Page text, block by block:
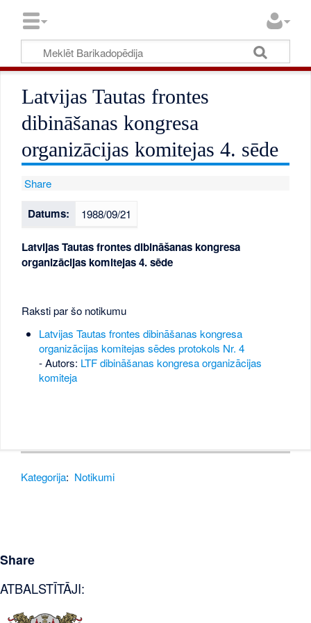
Latvijas Tautas frontes
dibināšanas kongresa
organizācijas komitejas 4. sēde
Share
Datums: 1988/09/21
Latvijas Tautas frontes dibināšanas kongresa
organizācijas komitejas 4. sēde
Raksti par šo notikumu
Latvijas Tautas frontes dibināšanas kongresa
organizācijas komitejas sēdes protokols Nr. 4
- Autors: LTF dibināšanas kongresa organizācijas
komiteja
Kategorija: Notikumi
Share
ATBALSTĪTĀJI: